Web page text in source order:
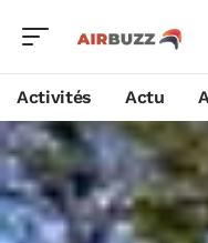
Activités Actu